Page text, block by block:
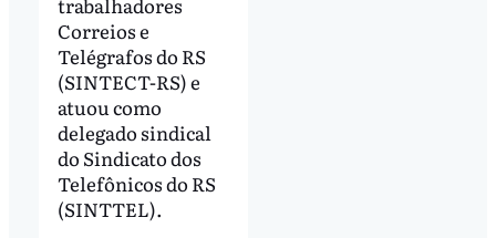
Correios e
Telégrafos do RS
(SINTECT-RS) e
atuou como
delegado sindical
do Sindicato dos
Telefônicos do RS
(SINTTEL).